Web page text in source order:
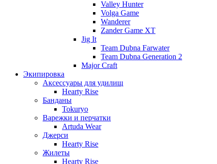
Valley Hunter
Volga Game
Wanderer
Zander Game XT
Jig It
Team Dubna Farwater
Team Dubna Generation 2
Major Craft
Экипировка
Аксессуары для удилищ
Hearty Rise
Банданы
Tokuryo
Варежки и перчатки
Artuda Wear
Джерси
Hearty Rise
Жилеты
Hearty Rise